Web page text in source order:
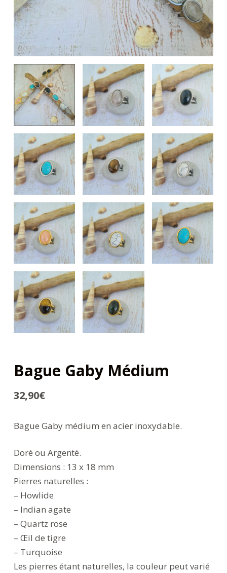
Bague Gaby Médium
32,90€
Bague Gaby médium en acier inoxydable.
Doré ou Argenté.
Dimensions : 13 x 18 mm
Pierres naturelles :
– Howlide
– Indian agate
– Quartz rose
– Œil de tigre
– Turquoise
Les pierres étant naturelles, la couleur peut varié